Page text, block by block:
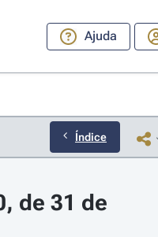
Ajuda
Índice
de 31 de